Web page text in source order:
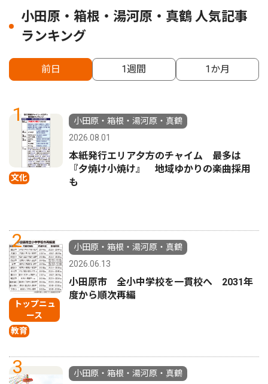
小田原・箱根・湯河原・真鶴 人気記事
ランキング
前日 1週間 1か月
1
文化
小田原・箱根・湯河原・真鶴
2026.08.01
本紙発行エリア夕方のチャイム 最多は
『夕焼け小焼け』 地域ゆかりの楽曲採用
も
2
トップニュ
ース
教育
小田原・箱根・湯河原・真鶴
2026.06.13
小田原市 全小中学校を一貫校へ 2031年
度から順次再編
3
小田原・箱根・湯河原・真鶴